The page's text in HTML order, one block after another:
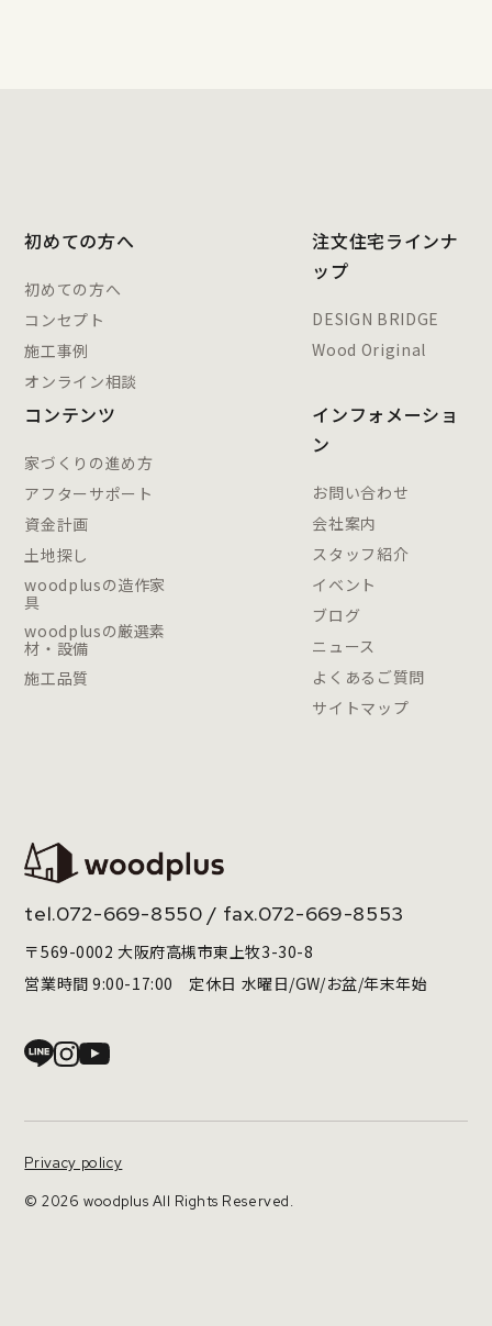
初めての方へ
初めての方へ
コンセプト
施工事例
オンライン相談
注文住宅ラインナ
ップ
DESIGN BRIDGE
Wood Original
コンテンツ
家づくりの進め方
アフターサポート
資金計画
土地探し
woodplusの造作家
具
woodplusの厳選素
材・設備
施工品質
インフォメーショ
ン
お問い合わせ
会社案内
スタッフ紹介
イベント
ブログ
ニュース
よくあるご質問
サイトマップ
tel.072-669-8550 / fax.072-669-8553
〒569-0002 大阪府高槻市東上牧3-30-8
営業時間 9:00-17:00 定休日 水曜日/GW/お盆/年末年始
Privacy policy
© 2026 woodplus All Rights Reserved.